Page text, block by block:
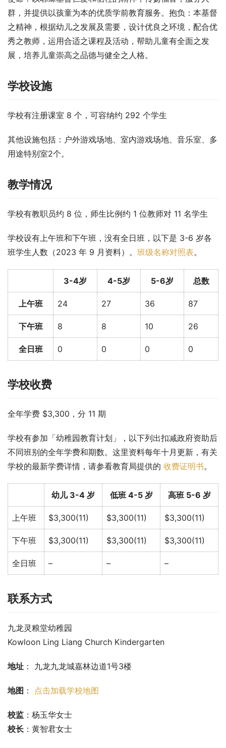
群，并提供以孩童为本的优质学前教育服务。抱负：本基督
之精神，根据幼儿之发展及需要，设计优良之环境，配合优
秀之教师，运用合适之课程及活动，帮助儿童有全面之发
展，培养儿童崇高之品德与健全之人格。
学校设施
学校有注册课室 8 个，可容纳约 292 个学生
其他设施包括：户外游戏场地、室内游戏场地、音乐室、多
用途特别室2个。
教学情况
学校有教职员约 8 位，师生比例约 1 位教师对 11 名学生
学校设有上午班和下午班，没有全日班，以下是 3-6 岁各
班学生人数（2023 年 9 月资料）。 班级名称对照表。
3-4岁 4-5岁 5-6岁 总数
上午班 24 27 36 87
下午班 8 8 10 26
全日班 0 0 0 0
学校收费
全年学费 $3,300，分 11 期
学校有参加「幼稚园教育计划」，以下列出扣减政府资助后
不同班别的全年学费和期数。这里资料每年十月更新，有关
学校的最新学费详情，请参看教育局提供的 收费证明书。
幼儿 3-4 岁 低班 4-5 岁 高班 5-6 岁
上午班 $3,300(11) $3,300(11) $3,300(11)
下午班 $3,300(11) $3,300(11) $3,300(11)
全日班 – – –
联系方式
九龙灵粮堂幼稚园
Kowloon Ling Liang Church Kindergarten
地址 ： 九龙九龙城嘉林边道1号3楼
地图 ： 点击加载学校地图
校监 ：杨玉华女士
校长 ：黄智君女士